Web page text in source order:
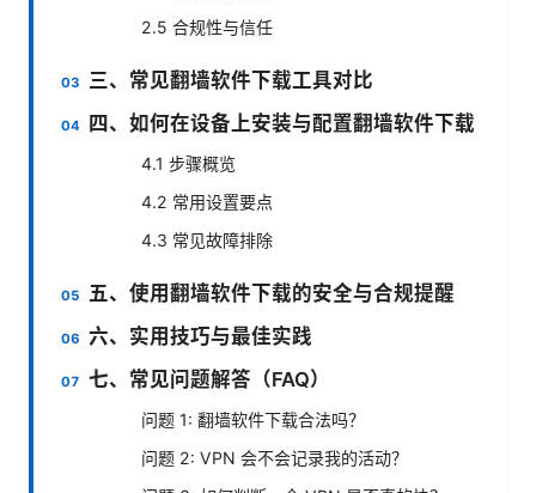
2.5 合规性与信任
三、常见翻墙软件下载工具对比
四、如何在设备上安装与配置翻墙软件下载
4.1 步骤概览
4.2 常用设置要点
4.3 常见故障排除
五、使用翻墙软件下载的安全与合规提醒
六、实用技巧与最佳实践
七、常见问题解答（FAQ）
问题 1: 翻墙软件下载合法吗？
问题 2: VPN 会不会记录我的活动？